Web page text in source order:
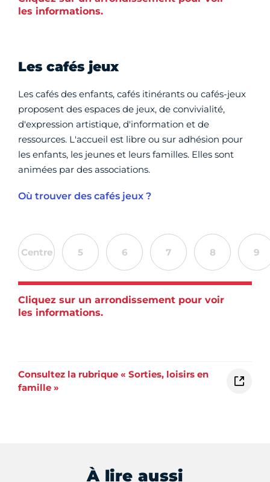
les informations.
Les cafés jeux
Les cafés des enfants, cafés itinérants ou cafés-jeux
proposent des espaces de jeux, de convivialité,
d'expression artistique, d'information et de
ressources. L'accueil est libre ou sur adhésion pour
les enfants, les jeunes et leurs familles. Elles sont
animées par des associations.
Où trouver des cafés jeux ?
Centre 5 6 7 8 9
Cliquez sur un arrondissement pour voir
les informations.
Consultez la rubrique « Sorties, loisirs en
famille »
À lire aussi